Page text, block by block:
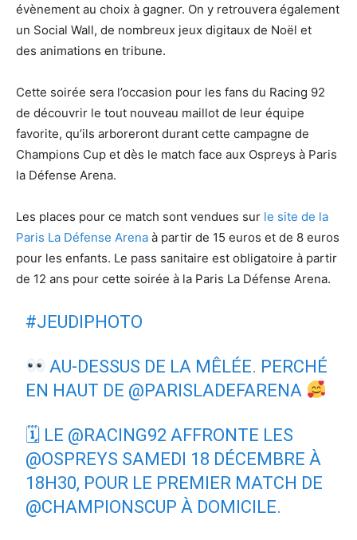
évènement au choix à gagner. On y retrouvera également
un Social Wall, de nombreux jeux digitaux de Noël et
des animations en tribune.
Cette soirée sera l’occasion pour les fans du Racing 92
de découvrir le tout nouveau maillot de leur équipe
favorite, qu’ils arboreront durant cette campagne de
Champions Cup et dès le match face aux Ospreys à Paris
la Défense Arena.
Les places pour ce match sont vendues sur le site de la
Paris La Défense Arena à partir de 15 euros et de 8 euros
pour les enfants. Le pass sanitaire est obligatoire à partir
de 12 ans pour cette soirée à la Paris La Défense Arena.
#JEUDIPHOTO
AU-DESSUS DE LA MÊLÉE. PERCHÉ
EN HAUT DE @PARISLADEFARENA
🗓 LE @RACING92 AFFRONTE LES
@OSPREYS SAMEDI 18 DÉCEMBRE À
18H30, POUR LE PREMIER MATCH DE
@CHAMPIONSCUP À DOMICILE.